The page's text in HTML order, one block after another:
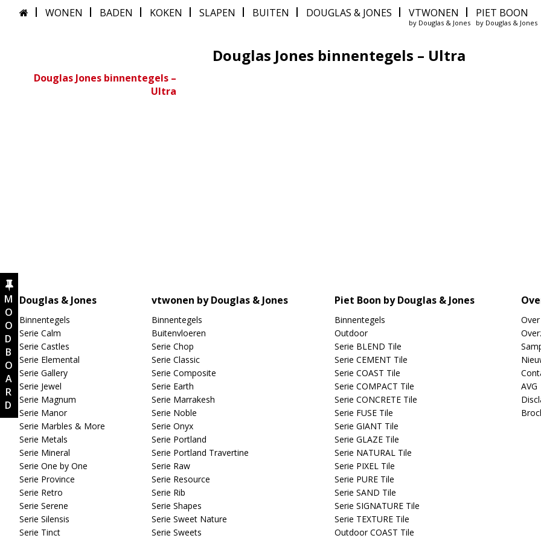
WONEN BADEN KOKEN SLAPEN BUITEN DOUGLAS & JONES VTWONEN
by Douglas & Jones
PIET BOON
by Douglas & Jones
Douglas Jones binnentegels –
Ultra
Douglas Jones binnentegels – Ultra
Douglas & Jones
Binnentegels
Serie Calm
Serie Castles
Serie Elemental
Serie Gallery
Serie Jewel
Serie Magnum
Serie Manor
Serie Marbles & More
Serie Metals
Serie Mineral
Serie One by One
Serie Province
Serie Retro
Serie Serene
Serie Silensis
Serie Tinct
vtwonen by Douglas & Jones
Binnentegels
Buitenvloeren
Serie Chop
Serie Classic
Serie Composite
Serie Earth
Serie Marrakesh
Serie Noble
Serie Onyx
Serie Portland
Serie Portland Travertine
Serie Raw
Serie Resource
Serie Rib
Serie Shapes
Serie Sweet Nature
Serie Sweets
Piet Boon by Douglas & Jones
Binnentegels
Outdoor
Serie BLEND Tile
Serie CEMENT Tile
Serie COAST Tile
Serie COMPACT Tile
Serie CONCRETE Tile
Serie FUSE Tile
Serie GIANT Tile
Serie GLAZE Tile
Serie NATURAL Tile
Serie PIXEL Tile
Serie PURE Tile
Serie SAND Tile
Serie SIGNATURE Tile
Serie TEXTURE Tile
Outdoor COAST Tile
AVG
MOODBOARD